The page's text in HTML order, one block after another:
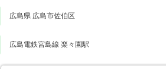
広島県 広島市佐伯区
広島電鉄宮島線 楽々園駅